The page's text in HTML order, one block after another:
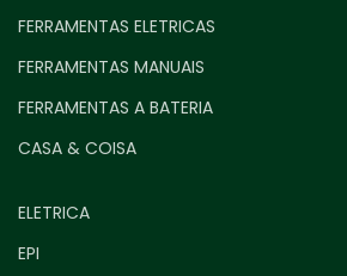
FERRAMENTAS ELETRICAS
FERRAMENTAS MANUAIS
FERRAMENTAS A BATERIA
CASA & COISA
ELETRICA
EPI